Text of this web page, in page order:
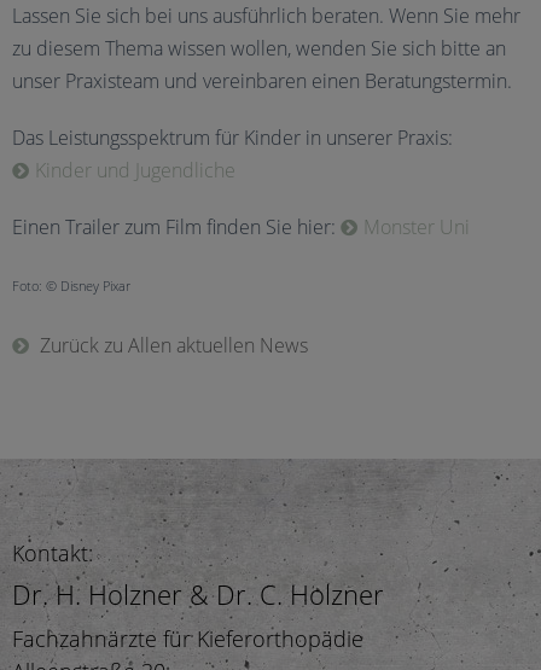
Lassen Sie sich bei uns ausführlich beraten. Wenn Sie mehr
zu diesem Thema wissen wollen, wenden Sie sich bitte an
unser Praxisteam und vereinbaren einen Beratungstermin.
Das Leistungsspektrum für Kinder in unserer Praxis:
Kinder und Jugendliche
Einen Trailer zum Film finden Sie hier: Monster Uni
Foto: © Disney Pixar
Zurück zu Allen aktuellen News
Kontakt:
Dr. H. Holzner & Dr. C. Holzner
Fachzahnärzte für Kieferorthopädie